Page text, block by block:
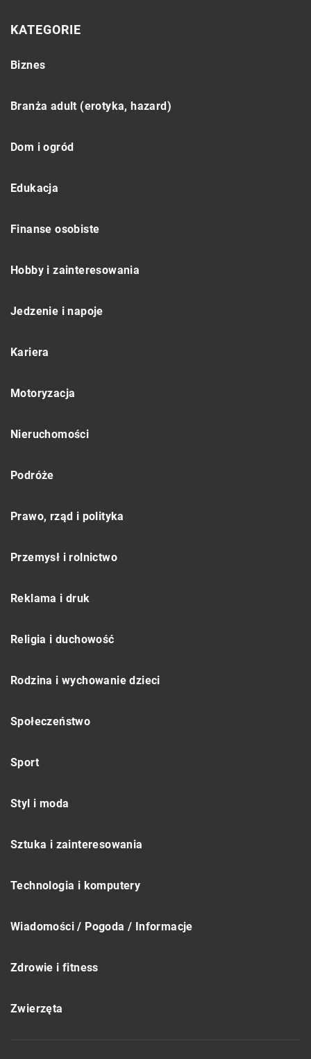
KATEGORIE
Biznes
Branża adult (erotyka, hazard)
Dom i ogród
Edukacja
Finanse osobiste
Hobby i zainteresowania
Jedzenie i napoje
Kariera
Motoryzacja
Nieruchomości
Podróże
Prawo, rząd i polityka
Przemysł i rolnictwo
Reklama i druk
Religia i duchowość
Rodzina i wychowanie dzieci
Społeczeństwo
Sport
Styl i moda
Sztuka i zainteresowania
Technologia i komputery
Wiadomości / Pogoda / Informacje
Zdrowie i fitness
Zwierzęta